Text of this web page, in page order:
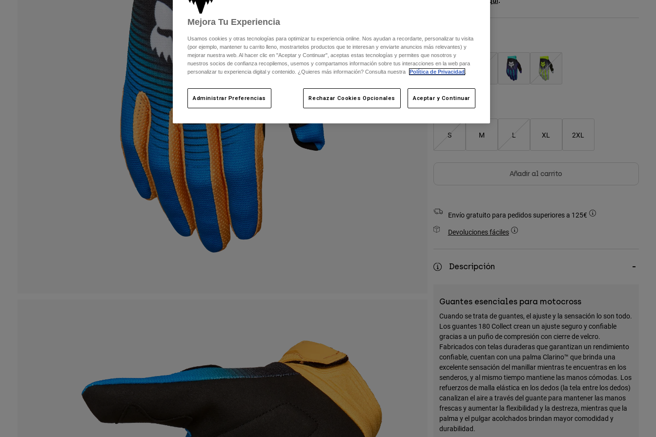
Color -Azul
seleccionado
Cuadro de tallas
S M L XL 2XL
Añadir al carrito
Envío gratuito para pedidos superiores a 125€
Devoluciones fáciles
Descripción
Guantes esenciales para motocross
Cuando se trata de guantes, el ajuste y la sensación lo son todo.
Los guantes 180 Collect crean un ajuste seguro y confiable
gracias a un puño de compresión con cierre de velcro.
Fabricados con telas duraderas que garantizan un rendimiento
confiable, cuentan con una palma Clarino™ que brinda una
excelente sensación del manillar mientras te encuentras en los
senderos, y al mismo tiempo mantiene las manos cómodas. Los
refuerzos de malla elástica en los dedos (la tela entre los dedos)
canalizan el aire a través del guante para mantener las manos
frescas y aumentar la flexibilidad y la destreza, mientras que la
palma y el pulgar acolchados brindan mayor comodidad y
durabilidad.
Mejora Tu Experiencia
Usamos cookies y otras tecnologías para optimizar tu experiencia online. Nos ayudan a recordarte, personalizar tu visita
(por ejemplo, mantener tu carrito lleno, mostrartelos productos que te interesan y enviarte anuncios más relevantes) y
mejorar nuestra web. Al hacer clic en "Aceptar y Continuar", aceptas estas tecnologías y permites que nosotros y
nuestros socios de confianza recopilemos, usemos y compartamos información sobre tus interacciones en la web para
personalizar tu experiencia digital y contenido. ¿Quieres más información? Consulta nuestra
Política de Privacidad
Administrar Preferencias Rechazar Cookies Opcionales Aceptar y Continuar